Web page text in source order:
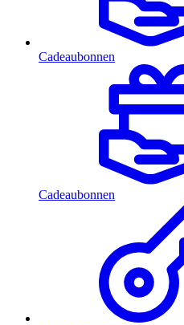
Cadeaubonnen
Cadeaubonnen